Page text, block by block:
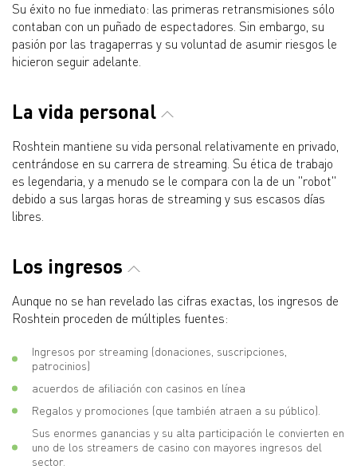
Su éxito no fue inmediato: las primeras retransmisiones sólo
contaban con un puñado de espectadores. Sin embargo, su
pasión por las tragaperras y su voluntad de asumir riesgos le
hicieron seguir adelante.
La vida personal
Roshtein mantiene su vida personal relativamente en privado,
centrándose en su carrera de streaming. Su ética de trabajo
es legendaria, y a menudo se le compara con la de un "robot"
debido a sus largas horas de streaming y sus escasos días
libres.
Los ingresos
Aunque no se han revelado las cifras exactas, los ingresos de
Roshtein proceden de múltiples fuentes:
Ingresos por streaming (donaciones, suscripciones,
patrocinios)
acuerdos de afiliación con casinos en línea
Regalos y promociones (que también atraen a su público).
Sus enormes ganancias y su alta participación le convierten en
uno de los streamers de casino con mayores ingresos del
sector.